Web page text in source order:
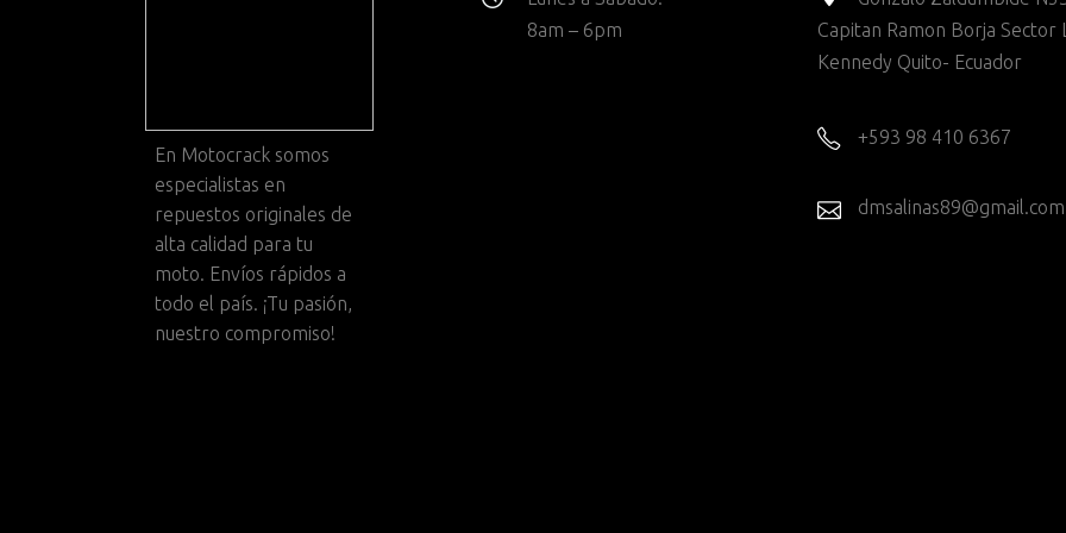
En Motocrack somos
especialistas en
repuestos originales de
alta calidad para tu
moto. Envíos rápidos a
todo el país. ¡Tu pasión,
nuestro compromiso!
8am – 6pm
Capitan Ramon Borja Sector
Kennedy Quito- Ecuador
+593 98 410 6367
dmsalinas89@gmail.com